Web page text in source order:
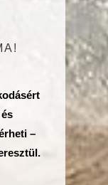
–